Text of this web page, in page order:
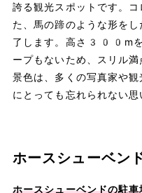
誇る観光スポットです。
た、馬の蹄のような形を
了します。高さ300mを
ープもないため、スリル
景色は、多くの写真家や
にとっても忘れられない思
ホースシューベン
ホースシューベンドの